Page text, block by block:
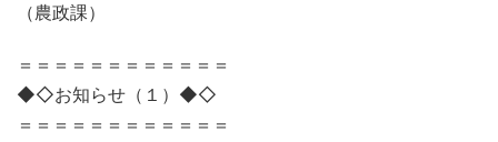
（農政課）
＝＝＝＝＝＝＝＝＝＝＝＝
◆◇お知らせ（１）◆◇
＝＝＝＝＝＝＝＝＝＝＝＝